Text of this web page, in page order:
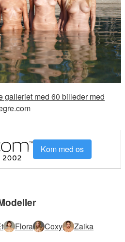
galleriet med 60 billeder med
Kom med os
Flora Coxy Zaika